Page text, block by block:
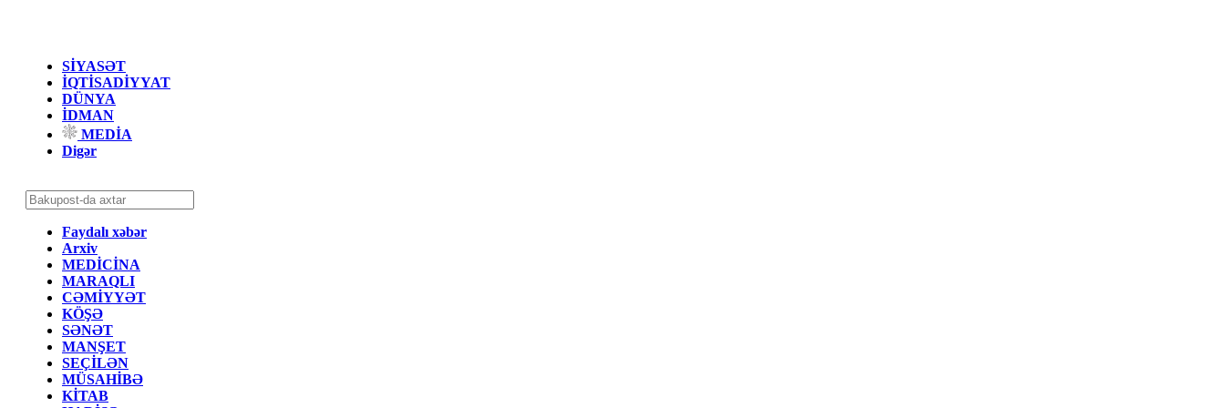
SİYASƏT
İQTİSADİYYAT
DÜNYA
İDMAN
MEDİA
Digər
Faydalı xəbər
Arxiv
MEDİCİNA
MARAQLI
CƏMİYYƏT
KÖŞƏ
SƏNƏT
MANŞET
SEÇİLƏN
MÜSAHİBƏ
KİTAB